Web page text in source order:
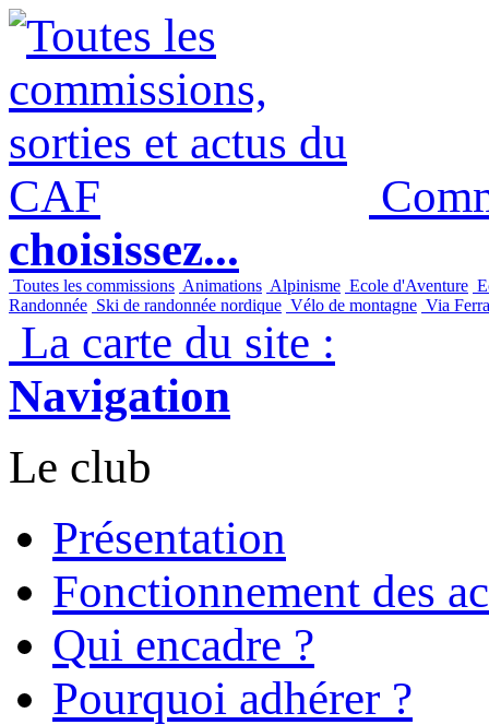
choisissez...
Toutes les commissions Animations Alpinisme Ecole d'Aventure
Randonnée Ski de randonnée nordique Vélo de montagne Via
La carte du site :
Navigation
Le club
Présentation
Fonctionnement des
Qui encadre ?
Pourquoi adhérer ?